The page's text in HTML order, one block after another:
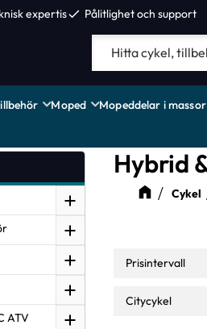
expertischeck Pålitlighet och support
Moped Mopeddelar i massor
Hybrid
Cykel
Prisintervall
Citycykel
ATV